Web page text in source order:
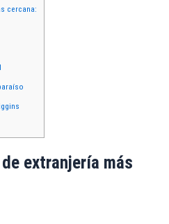
cercana:
extranjería más